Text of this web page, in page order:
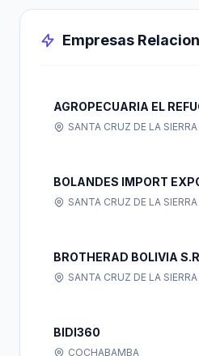
Empresas
AGROPECUARIA EL
SANTA CRUZ DE LA SIERRA
BOLANDES IMPORT
SANTA CRUZ DE LA SIERRA
BROTHERAD BOLIVIA
SANTA CRUZ DE LA SIERRA
BIDI360
COCHABAMBA